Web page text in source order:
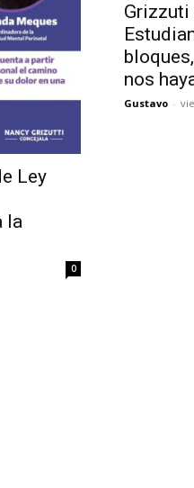
Ley
la
0
Grizzuti
nos
Gustavo -